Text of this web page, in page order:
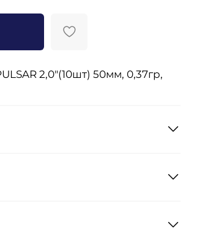
2,0"(10шт) 50мм, 0,37гр,